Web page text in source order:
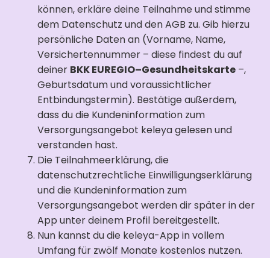
können, erkläre deine Teilnahme und stimme
dem Datenschutz und den AGB zu. Gib hierzu
persönliche Daten an (Vorname, Name,
Versichertennummer – diese findest du auf
deiner BKK EUREGIO–Gesundheitskarte –,
Geburtsdatum und voraussichtlicher
Entbindungstermin). Bestätige außerdem,
dass du die Kundeninformation zum
Versorgungsangebot keleya gelesen und
verstanden hast.
Die Teilnahmeerklärung, die
datenschutzrechtliche Einwilligungserklärung
und die Kundeninformation zum
Versorgungsangebot werden dir später in der
App unter deinem Profil bereitgestellt.
Nun kannst du die keleya-App in vollem
Umfang für zwölf Monate kostenlos nutzen.